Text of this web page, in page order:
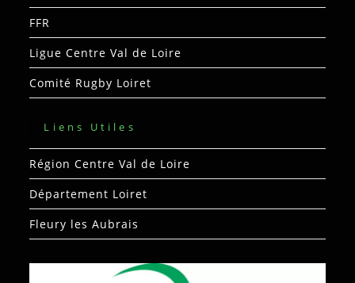
FFR
Ligue Centre Val de Loire
Comité Rugby Loiret
Liens Utiles
Région Centre Val de Loire
Département Loiret
Fleury les Aubrais